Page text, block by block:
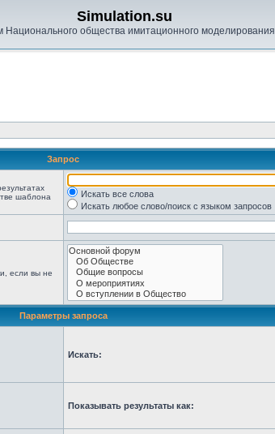
Simulation.su
Национального общества имитационного моделирования
Запрос
шаблона
Искать все слова
Искать любое слово/поиск с языком запросов
если вы не
Параметры запроса
Искать:
Показывать результаты как: